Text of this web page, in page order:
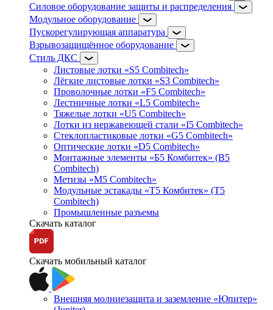
Силовое оборудование защиты и распределения
Модульное оборудование
Пускорегулирующая аппаратура
Взрывозащищённое оборудование
Стиль ДКС
Листовые лотки «S5 Combitech»
Лёгкие листовые лотки «S3 Combitech»
Проволочные лотки «F5 Combitech»
Лестничные лотки «L5 Combitech»
Тяжелые лотки «U5 Combitech»
Лотки из нержавеющей стали «I5 Combitech»
Стеклопластиковые лотки «G5 Combitech»
Оптические лотки «D5 Combitech»
Монтажные элементы «Б5 Комбитек» (B5
Combitech)
Метизы «M5 Combitech»
Модульные эстакады «Т5 Комбитек» (T5
Combitech)
Промышленные разъемы
Скачать каталог
Скачать мобильный каталог
Внешняя молниезащита и заземление «Юпитер»